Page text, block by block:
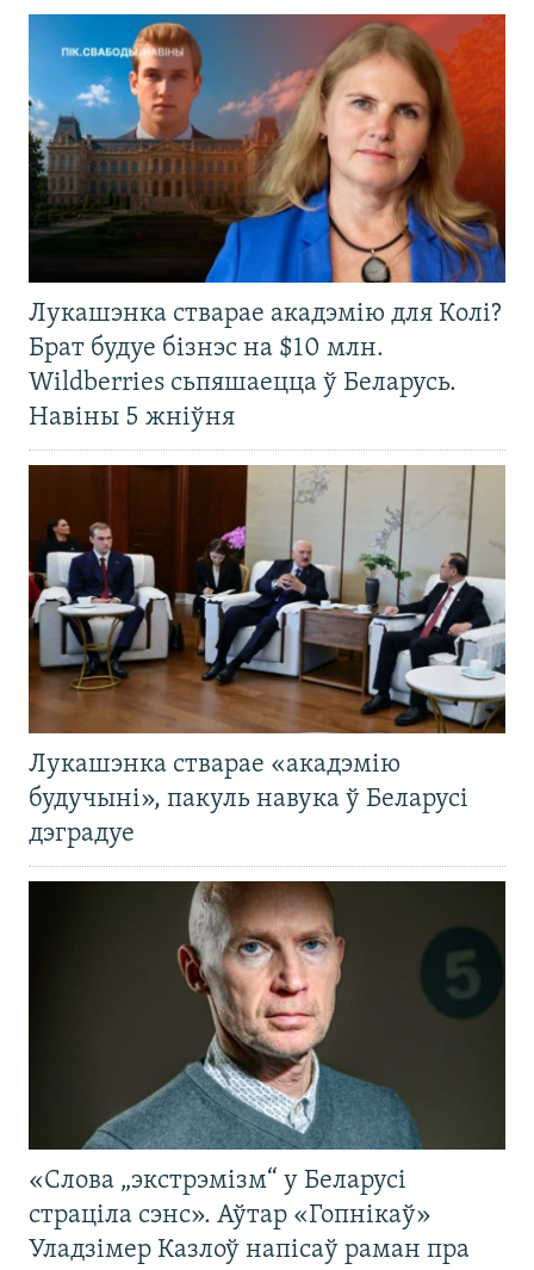
Лукашэнка стварае акадэмію для Колі?
Брат будуе бізнэс на $10 млн.
Wildberries сьпяшаецца ў Беларусь.
Навіны 5 жніўня
Лукашэнка стварае «акадэмію
будучыні», пакуль навука ў Беларусі
дэградуе
«Слова „экстрэмізм“ у Беларусі
страціла сэнс». Аўтар «Гопнікаў»
Уладзімер Казлоў напісаў раман пра